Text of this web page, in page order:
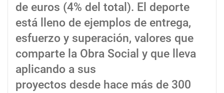
de euros (4% del total). El deporte
está lleno de ejemplos de entrega,
esfuerzo y superación, valores que
comparte la Obra Social y que lleva
aplicando a sus
proyectos desde hace más de 300